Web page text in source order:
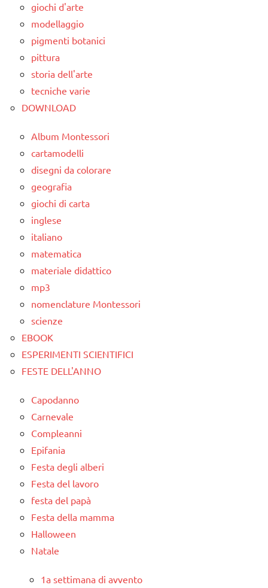
TUTTI GLI
ARGOMENTI
PER ETA'
ARTICOLI
1a-5a
geometria
LIBRI E
ALBI
ILLUSTRATI
MATEMATICA
TUTTI GLI
ARGOMENTI
TUTTI GLI
ARTICOLI
giochi d'arte
modellaggio
pigmenti botanici
pittura
storia dell'arte
tecniche varie
DOWNLOAD
Album Montessori
cartamodelli
disegni da colorare
geografia
giochi di carta
inglese
italiano
matematica
materiale didattico
mp3
nomenclature Montessori
scienze
EBOOK
ESPERIMENTI SCIENTIFICI
FESTE DELL'ANNO
Capodanno
Carnevale
Compleanni
Epifania
Festa degli alberi
Festa del lavoro
festa del papà
Festa della mamma
Halloween
Natale
1a settimana di avvento